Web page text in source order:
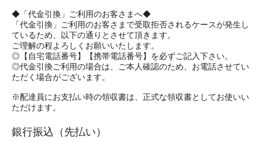
◆「代金引換」ご利用のお客さまへ◆
「代金引換」ご利用のお客さまで受取拒否されるケースが発生し
ているため、以下の通りとさせて頂きます。
ご理解の程よろしくお願いいたします。
◎【自宅電話番号】【携帯電話番号】を必ずご記入下さい。
◎代金引換ご利用の場合は、ご本人確認のため、お電話させてい
ただく場合がございます。
※配達員にお支払い時の領収書は、正式な領収書としてお使いい
ただけます。
銀行振込（先払い）